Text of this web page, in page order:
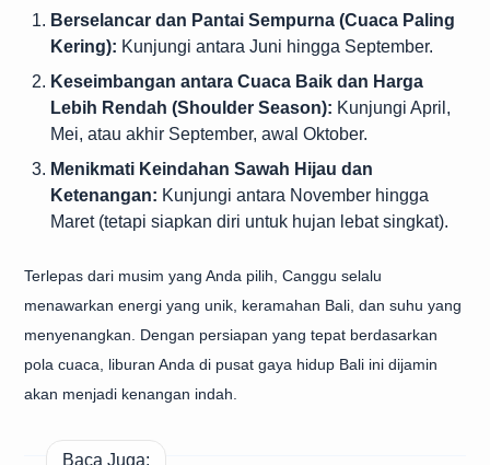
Berselancar dan Pantai Sempurna (Cuaca Paling
Kering): Kunjungi antara Juni hingga September.
Keseimbangan antara Cuaca Baik dan Harga
Lebih Rendah (Shoulder Season): Kunjungi April,
Mei, atau akhir September, awal Oktober.
Menikmati Keindahan Sawah Hijau dan
Ketenangan: Kunjungi antara November hingga
Maret (tetapi siapkan diri untuk hujan lebat singkat).
Terlepas dari musim yang Anda pilih, Canggu selalu
menawarkan energi yang unik, keramahan Bali, dan suhu yang
menyenangkan. Dengan persiapan yang tepat berdasarkan
pola cuaca, liburan Anda di pusat gaya hidup Bali ini dijamin
akan menjadi kenangan indah.
Baca Juga: